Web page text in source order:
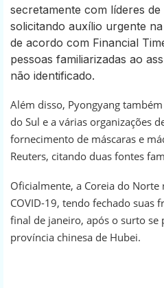
secretamente com líderes
solicitando auxílio urgente
de acordo com Financial
pessoas familiarizadas ao
não identificado.
Além disso, Pyongyang
do Sul e a várias organizações
fornecimento de máscaras e
Reuters, citando duas fontes
Oficialmente, a Coreia do
COVID-19, tendo fechado suas
final de janeiro, após o surto se
província chinesa de Hubei.